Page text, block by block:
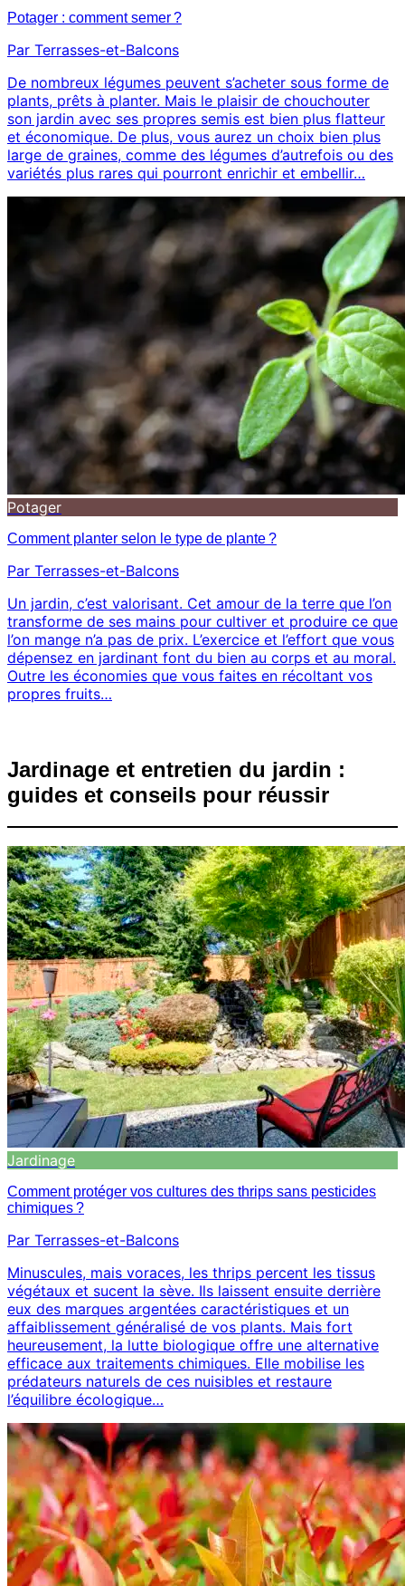
Potager : comment semer ?
Par Terrasses-et-Balcons
De nombreux légumes peuvent s’acheter sous forme de
plants, prêts à planter. Mais le plaisir de chouchouter
son jardin avec ses propres semis est bien plus flatteur
et économique. De plus, vous aurez un choix bien plus
large de graines, comme des légumes d’autrefois ou des
variétés plus rares qui pourront enrichir et embellir…
Potager
Comment planter selon le type de plante ?
Par Terrasses-et-Balcons
Un jardin, c’est valorisant. Cet amour de la terre que l’on
transforme de ses mains pour cultiver et produire ce que
l’on mange n’a pas de prix. L’exercice et l’effort que vous
dépensez en jardinant font du bien au corps et au moral.
Outre les économies que vous faites en récoltant vos
propres fruits…
Jardinage et entretien du jardin :
guides et conseils pour réussir
Jardinage
Comment protéger vos cultures des thrips sans pesticides
chimiques ?
Par Terrasses-et-Balcons
Minuscules, mais voraces, les thrips percent les tissus
végétaux et sucent la sève. Ils laissent ensuite derrière
eux des marques argentées caractéristiques et un
affaiblissement généralisé de vos plants. Mais fort
heureusement, la lutte biologique offre une alternative
efficace aux traitements chimiques. Elle mobilise les
prédateurs naturels de ces nuisibles et restaure
l’équilibre écologique…